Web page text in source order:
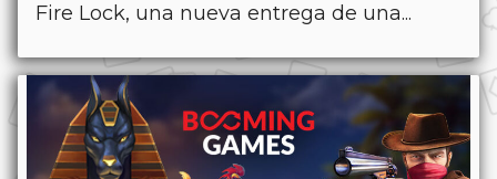
Fire Lock, una nueva entrega de una...